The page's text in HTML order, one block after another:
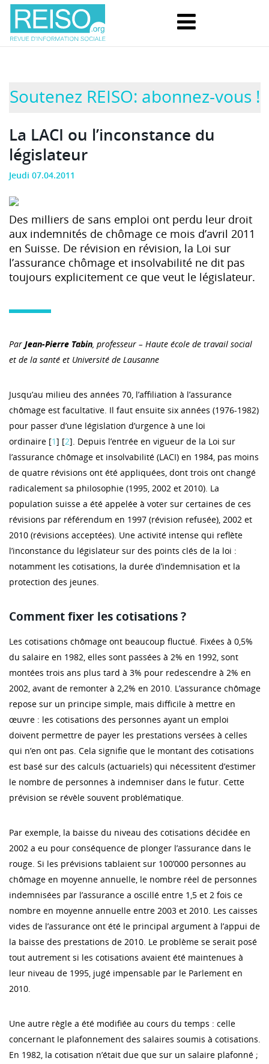
Soutenez REISO: abonnez-vous !
La LACI ou l’inconstance du
législateur
Jeudi 07.04.2011
Des milliers de sans emploi ont perdu leur droit
aux indemnités de chômage ce mois d’avril 2011
en Suisse. De révision en révision, la Loi sur
l’assurance chômage et insolvabilité ne dit pas
toujours explicitement ce que veut le législateur.
Par Jean-Pierre Tabin, professeur – Haute école de travail social
et de la santé et Université de Lausanne
Jusqu’au milieu des années 70, l’affiliation à l’assurance
chômage est facultative. Il faut ensuite six années (1976-1982)
pour passer d’une législation d’urgence à une loi
ordinaire [1] [2]. Depuis l’entrée en vigueur de la Loi sur
l’assurance chômage et insolvabilité (LACI) en 1984, pas moins
de quatre révisions ont été appliquées, dont trois ont changé
radicalement sa philosophie (1995, 2002 et 2010). La
population suisse a été appelée à voter sur certaines de ces
révisions par référendum en 1997 (révision refusée), 2002 et
2010 (révisions acceptées). Une activité intense qui reflète
l’inconstance du législateur sur des points clés de la loi :
notamment les cotisations, la durée d’indemnisation et la
protection des jeunes.
Comment fixer les cotisations ?
Les cotisations chômage ont beaucoup fluctué. Fixées à 0,5%
du salaire en 1982, elles sont passées à 2% en 1992, sont
montées trois ans plus tard à 3% pour redescendre à 2% en
2002, avant de remonter à 2,2% en 2010. L’assurance chômage
repose sur un principe simple, mais difficile à mettre en
œuvre : les cotisations des personnes ayant un emploi
doivent permettre de payer les prestations versées à celles
qui n’en ont pas. Cela signifie que le montant des cotisations
est basé sur des calculs (actuariels) qui nécessitent d’estimer
le nombre de personnes à indemniser dans le futur. Cette
prévision se révèle souvent problématique.
Par exemple, la baisse du niveau des cotisations décidée en
2002 a eu pour conséquence de plonger l’assurance dans le
rouge. Si les prévisions tablaient sur 100’000 personnes au
chômage en moyenne annuelle, le nombre réel de personnes
indemnisées par l’assurance a oscillé entre 1,5 et 2 fois ce
nombre en moyenne annuelle entre 2003 et 2010. Les caisses
vides de l’assurance ont été le principal argument à l’appui de
la baisse des prestations de 2010. Le problème se serait posé
tout autrement si les cotisations avaient été maintenues à
leur niveau de 1995, jugé impensable par le Parlement en
2010.
Une autre règle a été modifiée au cours du temps : celle
concernant le plafonnement des salaires soumis à cotisations.
En 1982, la cotisation n’était due que sur un salaire plafonné ;